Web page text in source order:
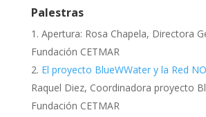
Palestras
Apertura: Rosa Chapela, Directora
Fundación CETMAR
El proyecto BlueWWater y la Red
Raquel Diez, Coordinadora proyecto
Fundación CETMAR